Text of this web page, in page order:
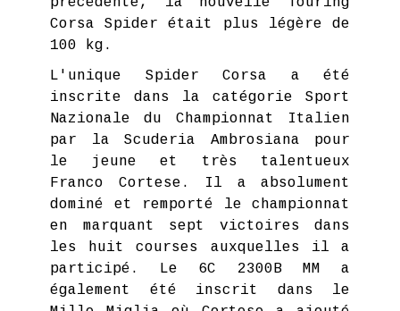
Corsa Spider était plus légère de
100 kg.
L'unique Spider Corsa a été
inscrite dans la catégorie Sport
Nazionale du Championnat Italien
par la Scuderia Ambrosiana pour
le jeune et très talentueux
Franco Cortese. Il a absolument
dominé et remporté le championnat
en marquant sept victoires dans
les huit courses auxquelles il a
participé. Le 6C 2300B MM a
également été inscrit dans le